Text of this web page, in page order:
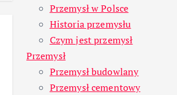
Przemysł w Polsce
Historia przemysłu
Czym jest przemysł
Przemysł
Przemysł budowlany
Przemysł cementowy